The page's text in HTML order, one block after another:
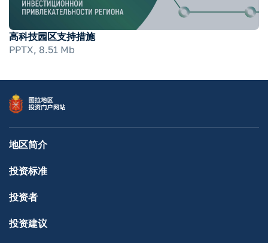
PPTX, 8.51 Mb
高科技园区支持措施
地区简介
投资标准
投资者
投资建议